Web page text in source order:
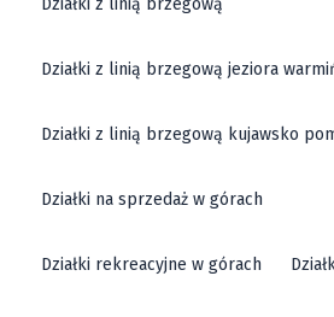
Działki z linią brzegową
Działki z linią brzegową jeziora
Działki z linią brzegową kujawsko
Działki na sprzedaż w górach
Działki rekreacyjne w górach